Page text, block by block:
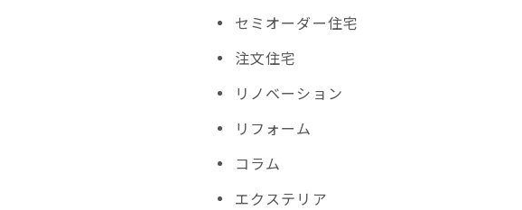
セミオーダー住宅
注文住宅
リノベーション
リフォーム
コラム
エクステリア